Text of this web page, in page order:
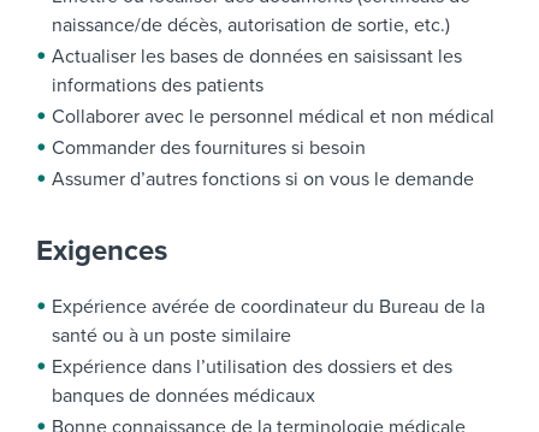
naissance/de décès, autorisation de sortie, etc.)
Actualiser les bases de données en saisissant les
informations des patients
Collaborer avec le personnel médical et non médical
Commander des fournitures si besoin
Assumer d’autres fonctions si on vous le demande
Exigences
Expérience avérée de coordinateur du Bureau de la
santé ou à un poste similaire
Expérience dans l’utilisation des dossiers et des
banques de données médicaux